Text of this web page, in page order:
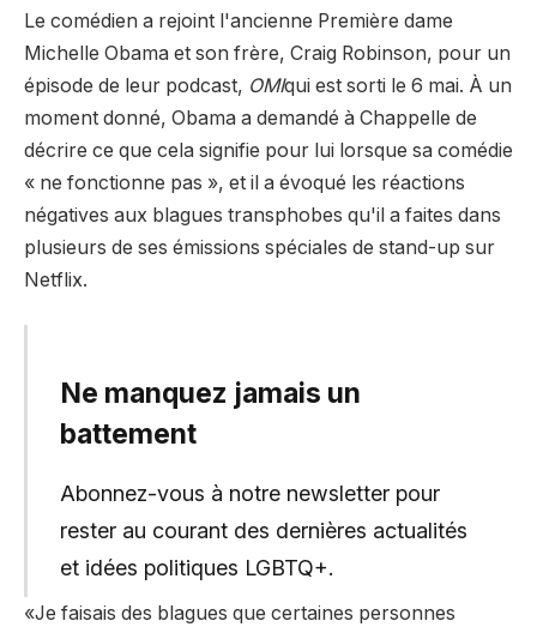
Le comédien a rejoint l'ancienne Première dame
Michelle Obama et son frère, Craig Robinson, pour un
épisode de leur podcast, OMIqui est sorti le 6 mai. À un
moment donné, Obama a demandé à Chappelle de
décrire ce que cela signifie pour lui lorsque sa comédie
« ne fonctionne pas », et il a évoqué les réactions
négatives aux blagues transphobes qu'il a faites dans
plusieurs de ses émissions spéciales de stand-up sur
Netflix.
Ne manquez jamais un
battement
Abonnez-vous à notre newsletter pour
rester au courant des dernières actualités
et idées politiques LGBTQ+.
«Je faisais des blagues que certaines personnes